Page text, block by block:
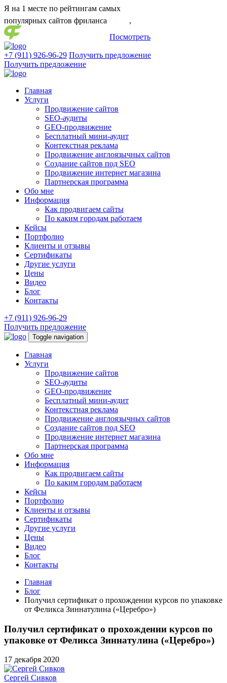
Я на 1 месте по рейтингам самых
популярных сайтов фриланса
,
Посмотреть
+7 (911) 926-96-29 Получить предложение
Получить предложение
Главная
Услуги
Продвижение сайтов
SEO-аудиты
GEO-продвижение
Бесплатный мини-аудит
Контекстная реклама
Продвижение англоязычных сайтов
Создание сайтов под SEO
Продвижение интернет магазина
Партнерская программа
Обо мне
Информация
Как продвигаем сайты
По каким городам работаем
Кейсы
Портфолио
Клиенты и отзывы
Сертификаты
Другие услуги
Цены
Видео
Блог
Контакты
+7 (911) 926-96-29
Получить предложение
Toggle navigation
Главная
Услуги
Продвижение сайтов
SEO-аудиты
GEO-продвижение
Бесплатный мини-аудит
Контекстная реклама
Продвижение англоязычных сайтов
Создание сайтов под SEO
Продвижение интернет магазина
Партнерская программа
Обо мне
Информация
Как продвигаем сайты
По каким городам работаем
Кейсы
Портфолио
Клиенты и отзывы
Сертификаты
Другие услуги
Цены
Видео
Блог
Контакты
Главная
Блог
Получил сертификат о прохождении курсов по упаковке
от Феликса Зиннатулина («Церебро»)
Получил сертификат о прохождении курсов по
упаковке от Феликса Зиннатулина («Церебро»)
17 декабря 2020
Сергей Сивков